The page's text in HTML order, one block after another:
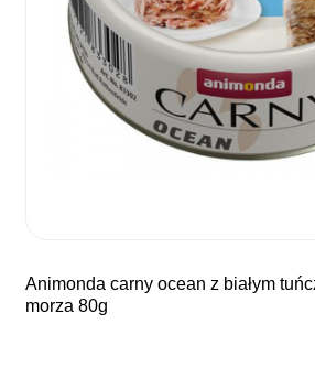
animonda carny ocean z białym tuńczykiem i owocami
morza 80g